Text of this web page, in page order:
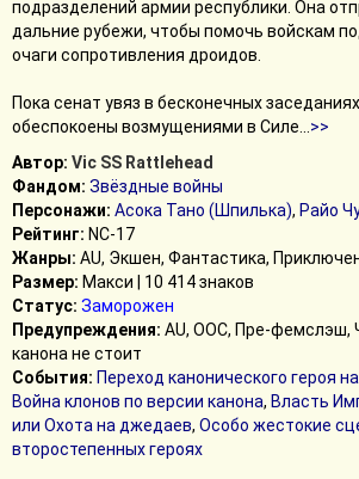
подразделений армии республики. Она
дальние рубежи, чтобы помочь войскам
очаги сопротивления дроидов.
Пока сенат увяз в бесконечных
обеспокоены возмущениями в Силе...>>
Автор: Vic SS Rattlehead
Фандом: Звёздные войны
Персонажи: Асока Тано (Шпилька), Райо
Рейтинг: NC-17
Жанры: AU, Экшен, Фантастика,
Размер: Макси | 10 414 знаков
Статус: Заморожен
Предупреждения: AU, ООС, Пре-фемслэш,
канона не стоит
События: Переход канонического героя
Война клонов по версии канона, Власть
или Охота на джедаев, Особо жестокие
второстепенных героях